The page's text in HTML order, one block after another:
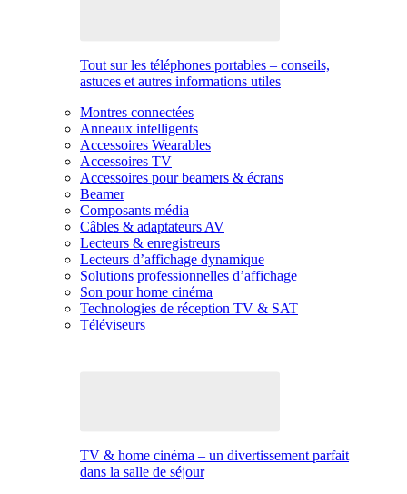
Tout sur les téléphones portables – conseils,
astuces et autres informations utiles
Montres connectées
Anneaux intelligents
Accessoires Wearables
Accessoires TV
Accessoires pour beamers & écrans
Beamer
Composants média
Câbles & adaptateurs AV
Lecteurs & enregistreurs
Lecteurs d’affichage dynamique
Solutions professionnelles d’affichage
Son pour home cinéma
Technologies de réception TV & SAT
Téléviseurs
TV & home cinéma – un divertissement parfait
dans la salle de séjour